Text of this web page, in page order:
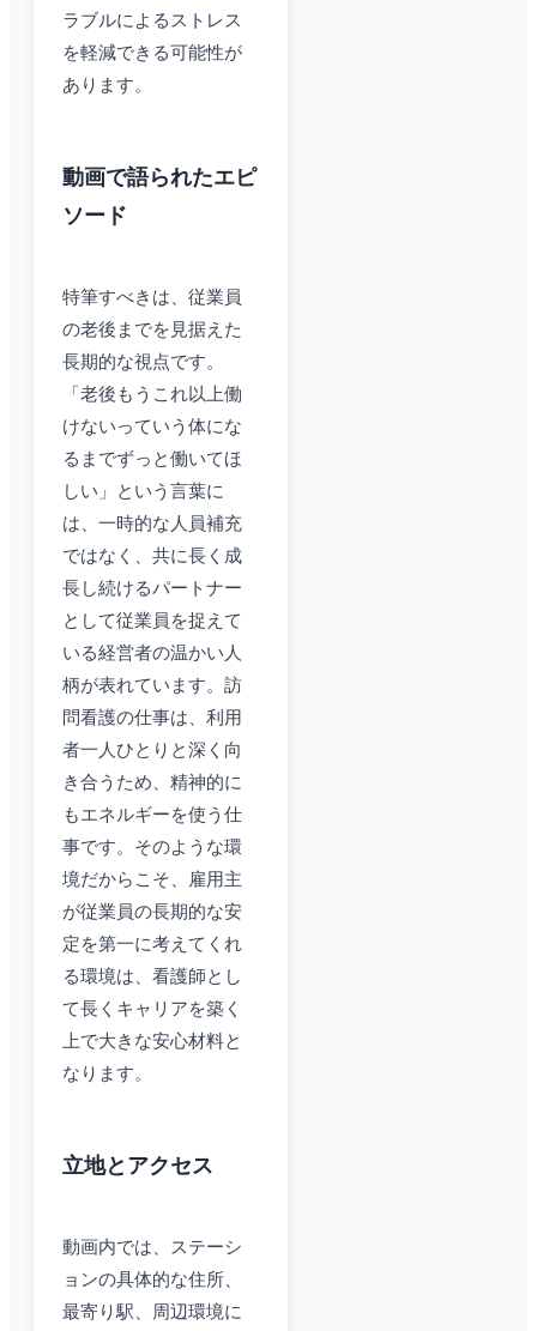
ラブルによるストレス
を軽減できる可能性が
あります。
動画で語られたエピ
ソード
特筆すべきは、従業員
の老後までを見据えた
長期的な視点です。
「老後もうこれ以上働
けないっていう体にな
るまでずっと働いてほ
しい」という言葉に
は、一時的な人員補充
ではなく、共に長く成
長し続けるパートナー
として従業員を捉えて
いる経営者の温かい人
柄が表れています。訪
問看護の仕事は、利用
者一人ひとりと深く向
き合うため、精神的に
もエネルギーを使う仕
事です。そのような環
境だからこそ、雇用主
が従業員の長期的な安
定を第一に考えてくれ
る環境は、看護師とし
て長くキャリアを築く
上で大きな安心材料と
なります。
立地とアクセス
動画内では、ステーシ
ョンの具体的な住所、
最寄り駅、周辺環境に